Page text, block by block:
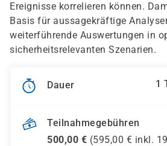
Ereignisse korrelieren können.
Basis für aussagekräftige
weiterführende Auswertungen in
sicherheitsrelevanten Szenarien.
Dauer 1
Teilnahmegebühren
500,00 € (595,00 € inkl.